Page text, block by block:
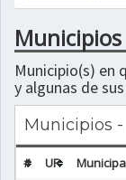
Municipios
Municipio(s) en
y algunas de
Municipios -
# UF